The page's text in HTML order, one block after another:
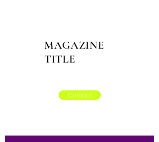
MAGAZINE
TITLE
Contact